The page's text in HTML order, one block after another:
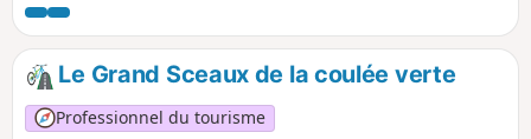
par les transports en commun, vous emmène à la
découverte de ce département en évitant autant que
possible les grands axes de circulation et en privilégiant les
sentes et ruelles, les parcs publics et les espaces boisés.
Le Grand Sceaux de la coulée verte
Professionnel du tourisme